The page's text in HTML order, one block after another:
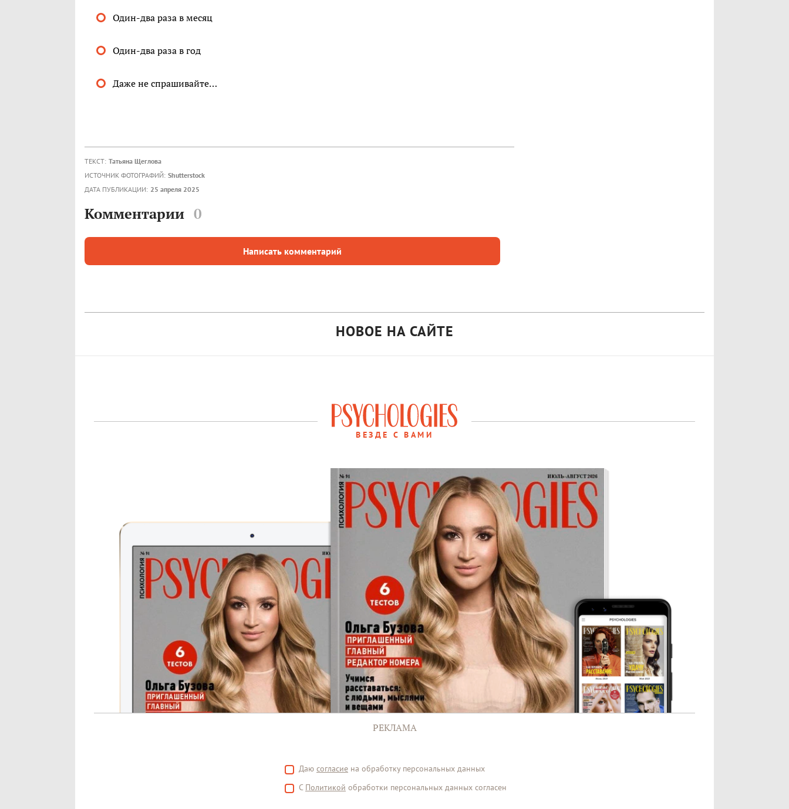
Один-два раза в месяц
Один-два раза в год
Даже не спрашивайте…
ТЕКСТ: Татьяна Щеглова
ИСТОЧНИК ФОТОГРАФИЙ: Shutterstock
ДАТА ПУБЛИКАЦИИ: 25 апреля 2025
Комментарии 0
Написать комментарий
НОВОЕ НА САЙТЕ
ВЕЗДЕ С ВАМИ
РЕКЛАМА
Даю согласие на обработку персональных данных
С Политикой обработки персональных данных согласен